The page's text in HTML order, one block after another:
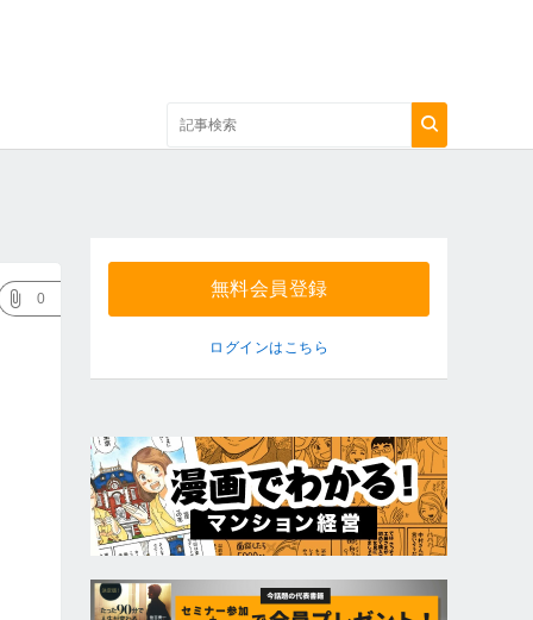
0 無料会員登録
ログインはこちら